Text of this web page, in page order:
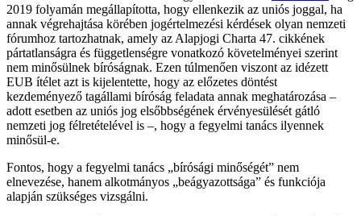
2019 folyamán megállapította, hogy ellenkezik az uniós joggal, ha
annak végrehajtása körében jogértelmezési kérdések olyan nemzeti
fórumhoz tartozhatnak, amely az Alapjogi Charta 47. cikkének
pártatlanságra és függetlenségre vonatkozó követelményei szerint
nem minősülnek bíróságnak. Ezen túlmenően viszont az idézett
EUB ítélet azt is kijelentette, hogy az előzetes döntést
kezdeményező tagállami bíróság feladata annak meghatározása –
adott esetben az uniós jog elsőbbségének érvényesülését gátló
nemzeti jog félretételével is –, hogy a fegyelmi tanács ilyennek
minősül-e.
Fontos, hogy a fegyelmi tanács „bírósági minőségét” nem
elnevezése, hanem alkotmányos „beágyazottsága” és funkciója
alapján szükséges vizsgálni.